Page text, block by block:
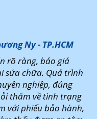
Ny - TP.HCM
rõ ràng, báo giá
sửa chữa. Quá trình
nghiệp, đúng
thăm về tình trạng
với phiếu bảo hành,